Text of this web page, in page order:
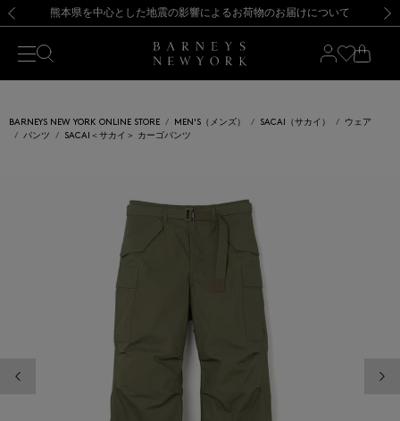
新規登録のお客様も対象！＜MY BARNEYS＞会員のお客様は11,000円（税込）以上のお買上げで常時送料無料！お買い物の際は会員登録を！
【夏季休業に伴う返品・交換承り一時停止のお知らせ】（2026.8.5）
熊本県を中心とした地震の影響によるお荷物のお届けについて
【開催中】SUMMER SALEのご案内・ご注意事項 新規登録のお客様も対象！＜MY BARNEYS＞会員のお客様は11,000円（税込）以上のお買上げで常時送料無料！お買い物の際は会員登録を！
【夏季休業に伴う返品・交換承り一時停止のお知らせ】（2026.8.5）
BARNEYS NEW YORK ONLINE STORE MEN'S（メンズ） SACAI（サカイ）
ウェア
パンツ
SACAI＜サカイ＞ カーゴパンツ